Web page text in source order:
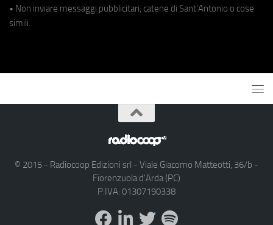
• Non inviare messaggi pubblicitari, catene di Sant'Antonio o cose
simili.
© 2015 - Radiocoop Edizioni srl - Viale Giacomo Matteotti, 36/b -
Fiorenzuola d'Arda (PC)
P.IVA: 01307190338